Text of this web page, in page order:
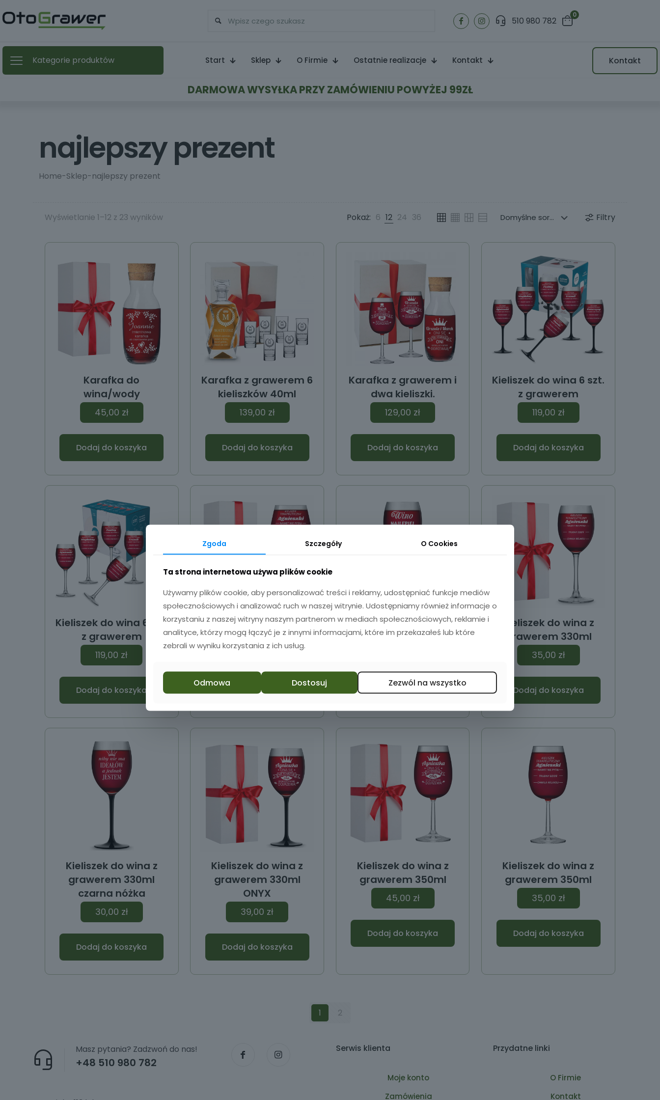
510 980 782
0
Kategorie produktów Start Sklep O Firmie Ostatnie realizacje Kontakt Kontakt
DARMOWA WYSYŁKA PRZY ZAMÓWIENIU POWYŻEJ 99ZŁ
najlepszy prezent
Home-Sklep-najlepszy prezent
Wyświetlanie 1–12 z 23 wyników Pokaż: 6 12 24 36 Filtry
Karafka do
wina/wody
45,00 zł
Dodaj do koszyka
Karafka z grawerem 6
kieliszków 40ml
139,00 zł
Dodaj do koszyka
Karafka z grawerem i
dwa kieliszki.
129,00 zł
Dodaj do koszyka
Kieliszek do wina 6 szt.
z grawerem
119,00 zł
Dodaj do koszyka
Kieliszek do wina 6 szt.
z grawerem
119,00 zł
Dodaj do koszyka
Kieliszek do wina XXL z
grawerem
Dodaj do koszyka
Kieliszek do wina z
grawerem 330ml
Dodaj do koszyka
Kieliszek do wina z
grawerem 330ml
35,00 zł
Dodaj do koszyka
Kieliszek do wina z
grawerem 330ml
czarna nóżka
30,00 zł
Dodaj do koszyka
Kieliszek do wina z
grawerem 330ml
ONYX
39,00 zł
Dodaj do koszyka
Kieliszek do wina z
grawerem 350ml
45,00 zł
Dodaj do koszyka
Kieliszek do wina z
grawerem 350ml
35,00 zł
Dodaj do koszyka
1 2
+48 510 980 782
Masz pytania? Zadzwoń do nas! Serwis klienta
Moje konto
Zamówienia
Przydatne linki
O Firmie
Kontakt
Zgoda Szczegóły O Cookies
Ta strona internetowa używa plików cookie
Używamy plików cookie, aby personalizować treści i reklamy, udostępniać funkcje mediów
społecznościowych i analizować ruch w naszej witrynie. Udostępniamy również informacje o
korzystaniu z naszej witryny naszym partnerom w mediach społecznościowych, reklamie i
analityce, którzy mogą łączyć je z innymi informacjami, które im przekazałeś lub które
zebrali w wyniku korzystania z ich usług.
Odmowa Dostosuj Zezwól na wszystko